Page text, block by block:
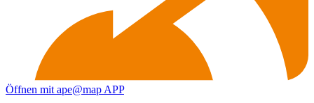
Öffnen mit ape@map APP